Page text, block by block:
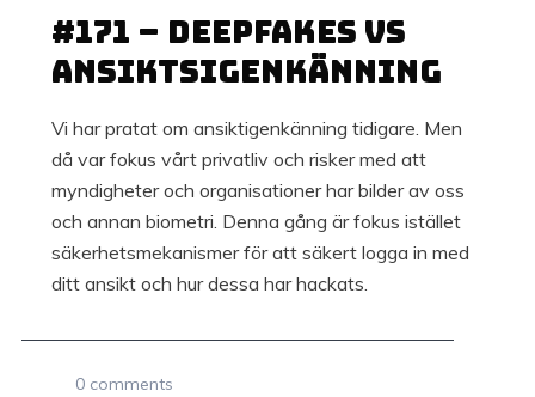
#171 – Deepfakes vs
ansiktsigenkänning
Vi har pratat om ansiktigenkänning tidigare. Men
då var fokus vårt privatliv och risker med att
myndigheter och organisationer har bilder av oss
och annan biometri. Denna gång är fokus istället
säkerhetsmekanismer för att säkert logga in med
ditt ansikt och hur dessa har hackats.
0 comments